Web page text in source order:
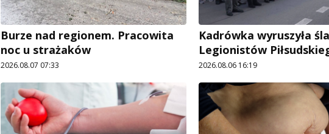
Burze nad regionem. Pracowita
noc u strażaków
2026.08.07 07:33
Kadrówka wyruszyła
Legionistów
2026.08.06 16:19